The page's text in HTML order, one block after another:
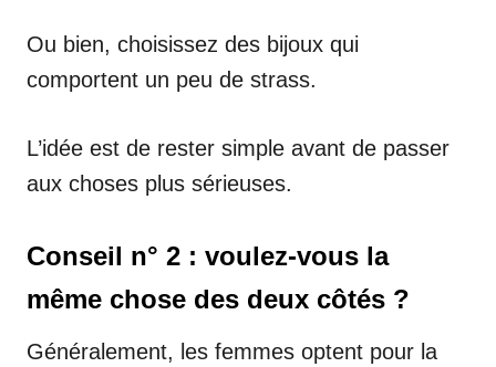
Ou bien, choisissez des bijoux qui
comportent un peu de strass.
L’idée est de rester simple avant de passer
aux choses plus sérieuses.
Conseil n° 2 : voulez-vous la
même chose des deux côtés ?
Généralement, les femmes optent pour la